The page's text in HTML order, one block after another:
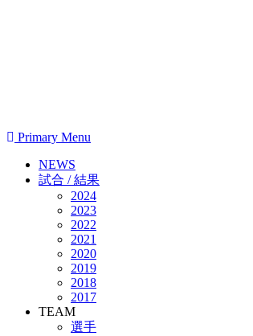
Primary Menu
NEWS
試合 / 結果
2024
2023
2022
2021
2020
2019
2018
2017
TEAM
選手